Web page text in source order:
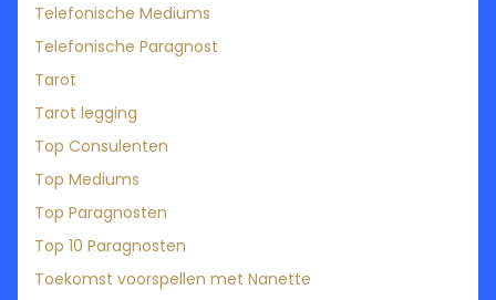
Telefonische Mediums
Telefonische Paragnost
Tarot
Tarot legging
Top Consulenten
Top Mediums
Top Paragnosten
Top 10 Paragnosten
Toekomst voorspellen met Nanette